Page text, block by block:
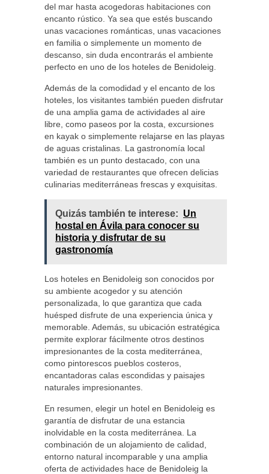
del mar hasta acogedoras habitaciones con
encanto rústico. Ya sea que estés buscando
unas vacaciones románticas, unas vacaciones
en familia o simplemente un momento de
descanso, sin duda encontrarás el ambiente
perfecto en uno de los hoteles de Benidoleig.
Además de la comodidad y el encanto de los
hoteles, los visitantes también pueden disfrutar
de una amplia gama de actividades al aire
libre, como paseos por la costa, excursiones
en kayak o simplemente relajarse en las playas
de aguas cristalinas. La gastronomía local
también es un punto destacado, con una
variedad de restaurantes que ofrecen delicias
culinarias mediterráneas frescas y exquisitas.
Quizás también te interese: Un
hostal en Ávila para conocer su
historia y disfrutar de su
gastronomía
Los hoteles en Benidoleig son conocidos por
su ambiente acogedor y su atención
personalizada, lo que garantiza que cada
huésped disfrute de una experiencia única y
memorable. Además, su ubicación estratégica
permite explorar fácilmente otros destinos
impresionantes de la costa mediterránea,
como pintorescos pueblos costeros,
encantadoras calas escondidas y paisajes
naturales impresionantes.
En resumen, elegir un hotel en Benidoleig es
garantía de disfrutar de una estancia
inolvidable en la costa mediterránea. La
combinación de un alojamiento de calidad,
entorno natural incomparable y una amplia
oferta de actividades hace de Benidoleig la